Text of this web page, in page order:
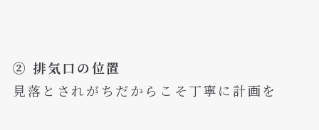
② 排気口の位置
見落とされがちだからこそ丁寧に計画を